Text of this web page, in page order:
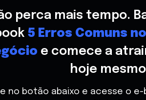
perca mais tempo.
5 Erros Comuns
e comece a
hoje
no botão abaixo e acesse o